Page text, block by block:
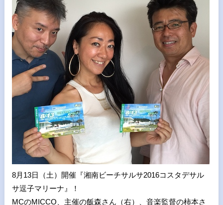
8月13日（土）開催『湘南ビーチサルサ2016コスタデサル
サ逗子マリーナ』！
MCのMICCO、主催の飯森さん（右）、音楽監督の柿本さ